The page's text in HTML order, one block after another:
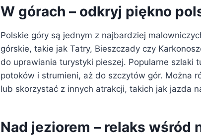
W górach – odkryj piękno
Polskie góry są jednym z najbardziej
górskie, takie jak Tatry, Bieszczady czy
do uprawiania turystyki pieszej. Popularne szlaki
potoków i strumieni, aż do szczytów gór. Można
lub skorzystać z innych atrakcji, takich jak jazda
Nad jeziorem – relaks wśród